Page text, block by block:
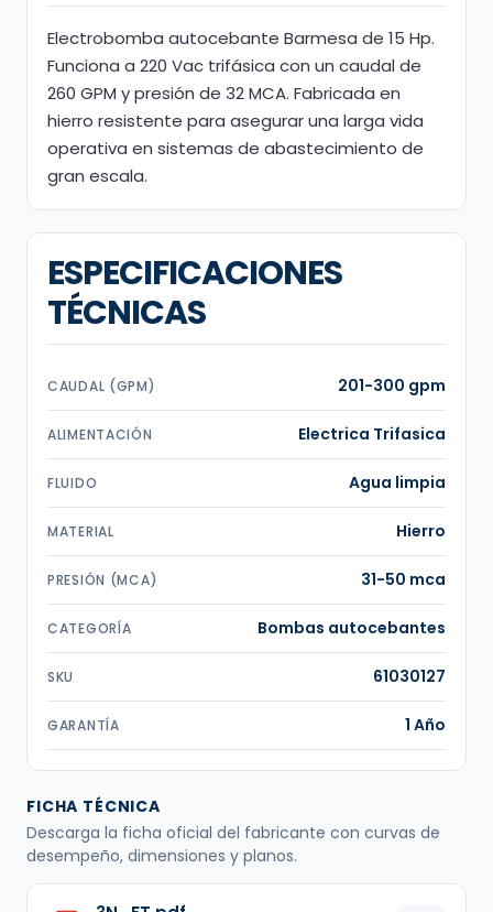
Electrobomba autocebante Barmesa de 15 Hp.
Funciona a 220 Vac trifásica con un caudal de
260 GPM y presión de 32 MCA. Fabricada en
hierro resistente para asegurar una larga vida
operativa en sistemas de abastecimiento de
gran escala.
ESPECIFICACIONES
TÉCNICAS
CAUDAL (GPM) 201-300 gpm
ALIMENTACIÓN Electrica Trifasica
FLUIDO Agua limpia
MATERIAL Hierro
PRESIÓN (MCA) 31-50 mca
CATEGORÍA Bombas autocebantes
SKU 61030127
GARANTÍA 1 Año
FICHA TÉCNICA
Descarga la ficha oficial del fabricante con curvas de
desempeño, dimensiones y planos.